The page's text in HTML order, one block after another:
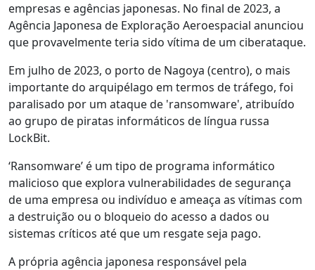
empresas e agências japonesas. No final de 2023, a
Agência Japonesa de Exploração Aeroespacial anunciou
que provavelmente teria sido vítima de um ciberataque.
Em julho de 2023, o porto de Nagoya (centro), o mais
importante do arquipélago em termos de tráfego, foi
paralisado por um ataque de 'ransomware', atribuído
ao grupo de piratas informáticos de língua russa
LockBit.
‘Ransomware’ é um tipo de programa informático
malicioso que explora vulnerabilidades de segurança
de uma empresa ou indivíduo e ameaça as vítimas com
a destruição ou o bloqueio do acesso a dados ou
sistemas críticos até que um resgate seja pago.
A própria agência japonesa responsável pela